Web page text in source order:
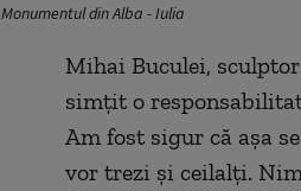
Monumentul din Alba - Iulia
Mihai Buculei,
simţit o
Am fost sigur că aşa
vor trezi şi ceilalţi.